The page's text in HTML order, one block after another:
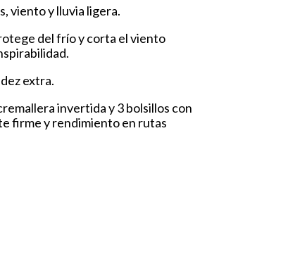
viento y lluvia ligera.
del frío y corta el viento
extra.
invertida y 3 bolsillos con
firme y rendimiento en rutas